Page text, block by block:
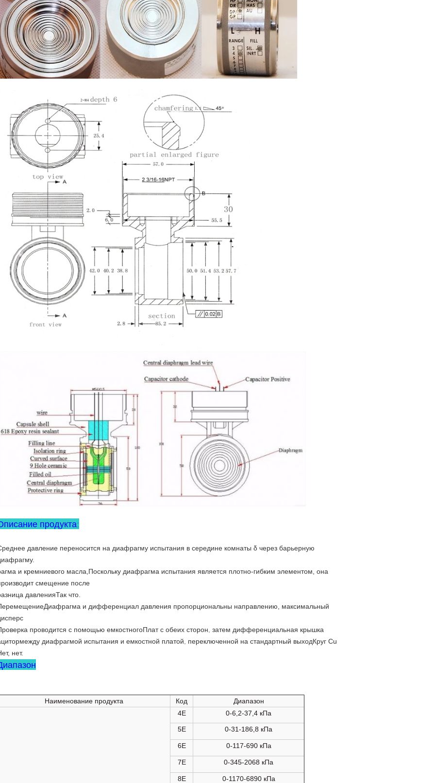
продукта:
давление переносится на диафрагму испытания в середине комнаты δ через барьерную
и кремниевого масла, Поскольку диафрагма испытания является плотно-гибким элементом, она
смещение после
давленияТак что.
Диафрагма и дифференциал давления пропорциональны направлению, максимальный
проводится с помощью емкостногоПлат с обеих сторон, затем дифференциальная крышка
между диафрагмой испытания и емкостной платой, переключенной на стандартный выходКруг Cu
нет.
Наименование продукта Код Диапазон
4E 0-6,2-37,4 кПа
5E 0-31-186,8 кПа
6E 0-117-690 кПа
7E 0-345-2068 кПа
8E 0-1170-6890 кПа